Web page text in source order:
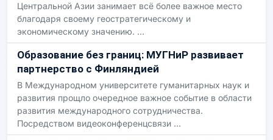
Центральной Азии занимает всё более важное место
благодаря своему геостратегическому и
экономическому значению. …
Образование без границ: МУГНиР развивает
партнерство с Финляндией
В Международном университете гуманитарных наук и
развития прощло очередное важное событие в области
развития международного сотрудничества.
Посредством видеоконференцсвязи …